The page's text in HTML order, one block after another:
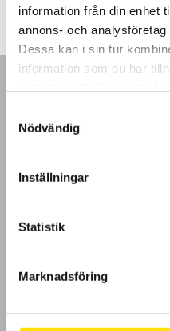
information från din enhet
annons- och
Dessa kan i sin tur
information som du har
Nödvändig
Inställningar
Statistik
Marknadsföring